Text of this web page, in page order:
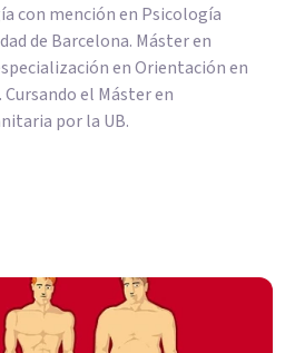
con mención en Psicología
de Barcelona. Máster en
en Orientación en
Cursando el Máster en
por la UB.